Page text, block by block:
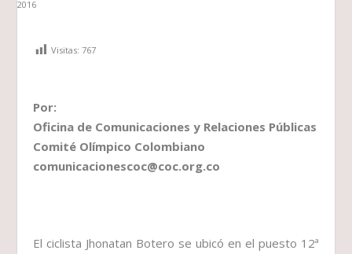
Visitas: 767
Por:
Oficina de Comunicaciones y Relaciones Públicas
Comité Olímpico Colombiano
comunicacionescoc@coc.org.co
El ciclista Jhonatan Botero se ubicó en el puesto 12ª